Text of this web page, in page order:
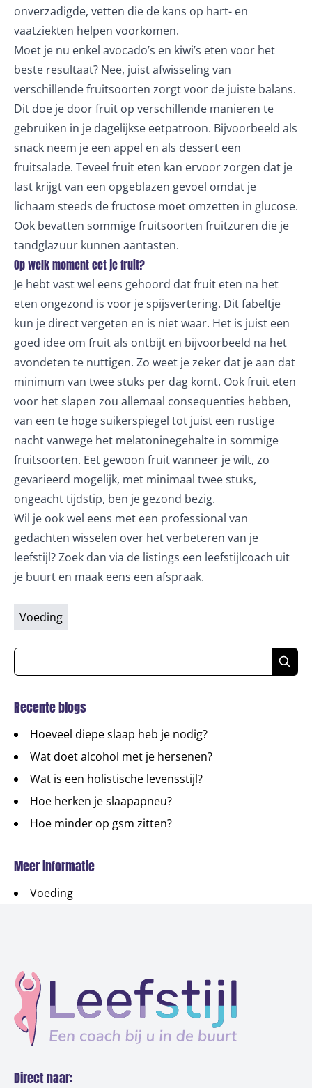
onverzadigde, vetten die de kans op hart- en
vaatziekten helpen voorkomen.
Moet je nu enkel avocado’s en kiwi’s eten voor het
beste resultaat? Nee, juist afwisseling van
verschillende fruitsoorten zorgt voor de juiste balans.
Dit doe je door fruit op verschillende manieren te
gebruiken in je dagelijkse eetpatroon. Bijvoorbeeld als
snack neem je een appel en als dessert een
fruitsalade. Teveel fruit eten kan ervoor zorgen dat je
last krijgt van een opgeblazen gevoel omdat je
lichaam steeds de fructose moet omzetten in glucose.
Ook bevatten sommige fruitsoorten fruitzuren die je
tandglazuur kunnen aantasten.
Op welk moment eet je fruit?
Je hebt vast wel eens gehoord dat fruit eten na het
eten ongezond is voor je spijsvertering. Dit fabeltje
kun je direct vergeten en is niet waar. Het is juist een
goed idee om fruit als ontbijt en bijvoorbeeld na het
avondeten te nuttigen. Zo weet je zeker dat je aan dat
minimum van twee stuks per dag komt. Ook fruit eten
voor hetslapen zou allemaal consequenties hebben,
van een te hoge suikerspiegel tot juist een rustige
nacht vanwege het melatoninegehalte in sommige
fruitsoorten. Eet gewoon fruit wanneer je wilt, zo
gevarieerd mogelijk, met minimaal twee stuks,
ongeacht tijdstip, ben je gezond bezig.
Wil je ook wel eens met een professional van
gedachten wisselen over het verbeteren van je
leefstijl? Zoek dan via de listings een leefstijlcoach uit
je buurt en maak eens een afspraak.
Voeding
Recente blogs
Hoeveel diepe slaap heb je nodig?
Wat doet alcohol met je hersenen?
Wat is een holistische levensstijl?
Hoe herken je slaapapneu?
Hoe minder op gsm zitten?
Meer informatie
Voeding
Direct naar: